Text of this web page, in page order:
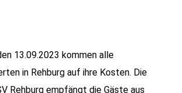
13.09.2023 kommen alle
in Rehburg auf ihre Kosten. Die
Rehburg empfängt die Gäste aus